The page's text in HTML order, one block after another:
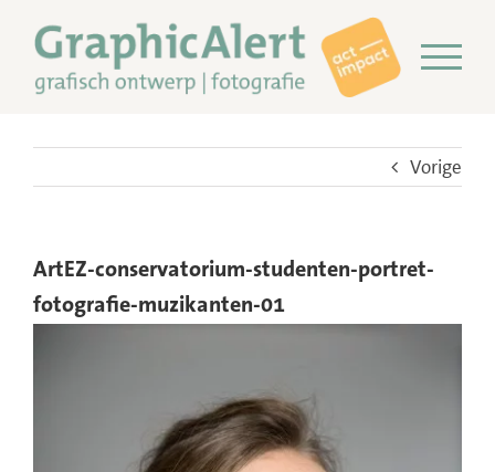
naar
inhoud
Vorige
ArtEZ-conservatorium-studenten-portret-
fotografie-muzikanten-01